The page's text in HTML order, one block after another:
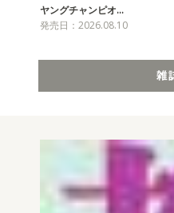
ヤングチャンピオ…
発売日：2026.08.10